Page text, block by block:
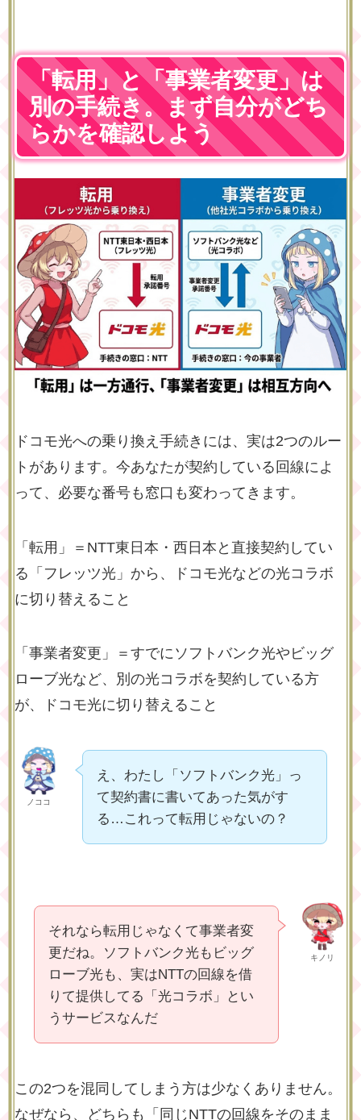
「転用」と「事業者変更」は
別の手続き。まず自分がどち
らかを確認しよう
ドコモ光への乗り換え手続きには、実は2つのルー
トがあります。今あなたが契約している回線によ
って、必要な番号も窓口も変わってきます。
「転用」＝NTT東日本・西日本と直接契約してい
る「フレッツ光」から、ドコモ光などの光コラボ
に切り替えること
「事業者変更」＝すでにソフトバンク光やビッグ
ローブ光など、別の光コラボを契約している方
が、ドコモ光に切り替えること
ノココ
え、わたし「ソフトバンク光」っ
て契約書に書いてあった気がす
る…これって転用じゃないの？
キノリ
それなら転用じゃなくて事業者変
更だね。ソフトバンク光もビッグ
ローブ光も、実はNTTの回線を借
りて提供してる「光コラボ」とい
うサービスなんだ
この2つを混同してしまう方は少なくありません。
なぜなら、どちらも「同じNTTの回線をそのまま